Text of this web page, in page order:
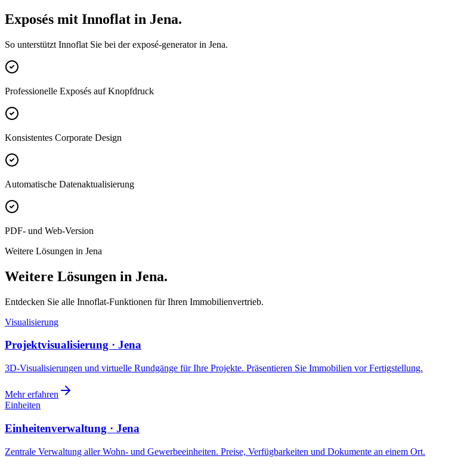
Exposés mit Innoflat in Jena.
So unterstützt Innoflat Sie bei der exposé-generator in Jena.
Professionelle Exposés auf Knopfdruck
Konsistentes Corporate Design
Automatische Datenaktualisierung
PDF- und Web-Version
Weitere Lösungen in Jena
Weitere Lösungen in Jena.
Entdecken Sie alle Innoflat-Funktionen für Ihren Immobilienvertrieb.
Visualisierung
Projektvisualisierung · Jena
3D-Visualisierungen und virtuelle Rundgänge für Ihre Projekte. Präsentieren Sie Immobilien vor Fertigstellung.
Mehr erfahren
Einheiten
Einheitenverwaltung · Jena
Zentrale Verwaltung aller Wohn- und Gewerbeeinheiten. Preise, Verfügbarkeiten und Dokumente an einem Ort.